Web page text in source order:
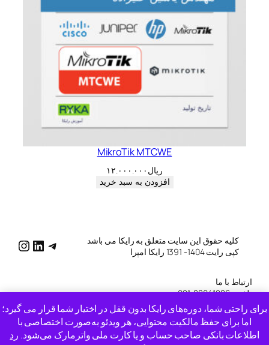
برای راحتی شما، دوره‌های رایکا بدون قفل در اختیار شما قرار می گیرد؛
اما برای حفظ مالکیت محتوایی، هر ویدئو به‌صورت اختصاصی با
اطلاعات بانکی صاحب حساب و یا کارت ملی واترمارک می‌شود. رد
MikroTik MTCWE
ریال ۱۲.۰۰۰.۰۰۰
افزودن به سبد خرید
کلیه حقوق این سایت متعلق به رایکا می باشد
کپی رایت 1404- 1391 رایکا امپرا
raykatg
ارتباط با ما
تلفن : 88041286-021
موبایل: 09050673695
ایمیل : info [at] rayka-co [dot] ir
دسترسی به سفارش ها و تیکت های سایت قدیمیاینجا